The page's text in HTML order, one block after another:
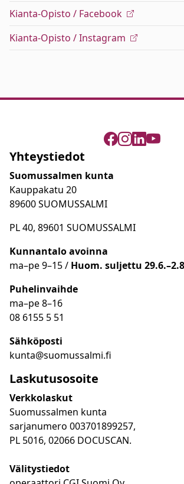
Kianta-Opisto / Facebook
Kianta-Opisto / Instagram
Yhteystiedot
Suomussalmen kunta
Kauppakatu 20
89600 SUOMUSSALMI
PL 40, 89601 SUOMUSSALMI
Kunnantalo avoinna
ma–pe 9–15 / Huom. suljettu
Puhelinvaihde
ma–pe 8–16
08 6155 5 51
Sähköposti
kunta@suomussalmi.fi
Laskutusosoite
Verkkolaskut
Suomussalmen kunta
sarjanumero 003701899257,
PL 5016, 02066 DOCUSCAN.
Välitystiedot